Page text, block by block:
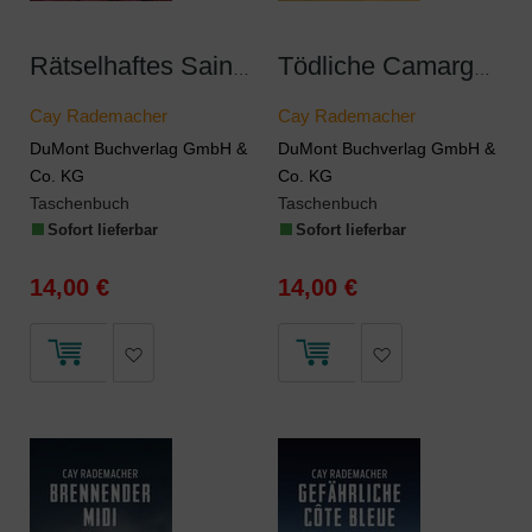
Cay Rademacher
DuMont Buchverlag GmbH &
Co. KG
Taschenbuch
Sofort lieferbar
14,00 €
Cay Rademacher
DuMont Buchverlag GmbH &
Co. KG
Taschenbuch
Sofort lieferbar
14,00 €